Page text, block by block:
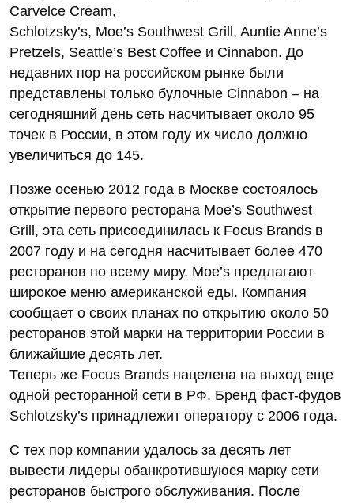
Carvelce Cream,
Schlotzsky’s, Moe’s Southwest Grill, Auntie Anne’s
Pretzels, Seattle’s Best Coffee и Cinnabon. До
недавних пор на российском рынке были
представлены только булочные Cinnabon – на
сегодняшний день сеть насчитывает около 95
точек в России, в этом году их число должно
увеличиться до 145.
Позже осенью 2012 года в Москве состоялось
открытие первого ресторана Moe’s Southwest
Grill, эта сеть присоединилась к Focus Brands в
2007 году и на сегодня насчитывает более 470
ресторанов по всему миру. Moe’s предлагают
широкое меню американской еды. Компания
сообщает о своих планах по открытию около 50
ресторанов этой марки на территории России в
ближайшие десять лет.
Теперь же Focus Brands нацелена на выход еще
одной ресторанной сети в РФ. Бренд фаст-фудов
Schlotzsky’s принадлежит оператору с 2006 года.
С тех пор компании удалось за десять лет
вывести лидеры обанкротившуюся марку сети
ресторанов быстрого обслуживания. После